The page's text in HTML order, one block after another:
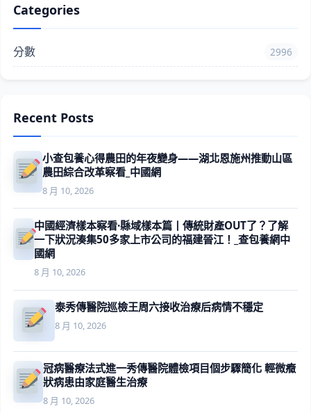
Categories
分數 2996
Recent Posts
小查包養心得農田的年夜變身——湖北恩施州推動山區
農田綜合改革察看_中國網
8 月 10, 2026
中國經濟樣本察看·縣域樣本篇丨傳統財產OUT了？了解
一下狀況湊集50多家上市公司的福建晉江！_查包養網中
國網
8 月 10, 2026
泰秀傳醫院巡檢王周六接收治療后病情不穩定
8 月 10, 2026
冠病醫療法式進一秀傳醫院體檢項目個步驟簡化 輕微癥
狀病患由家庭醫生治療
8 月 10, 2026